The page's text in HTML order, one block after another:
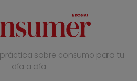
sobre consumo para tu
día a día